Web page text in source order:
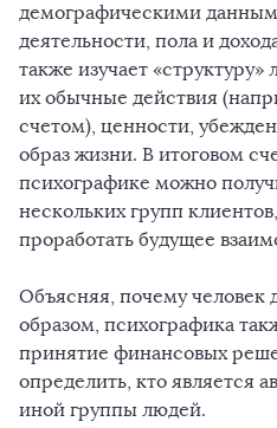
демографическими
деятельности, пола и
также изучает
их обычные действия
счетом), ценности,
образ жизни. В итоговом
психографике можно
нескольких групп
проработать будущее
Объясняя, почему человек
образом, психографика
принятие финансовых
определить, кто является
иной группы людей.